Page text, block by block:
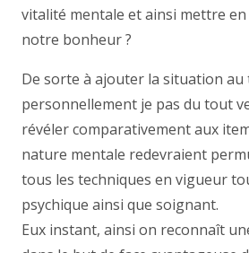
vitalité mentale et ainsi mettre en
notre bonheur ?
De sorte à ajouter la situation au
personnellement je pas du tout
révéler comparativement aux
nature mentale redevraient
tous les techniques en vigueur
psychique ainsi que soignant.
Eux instant, ainsi on reconnaît